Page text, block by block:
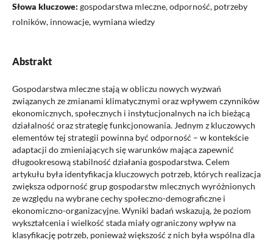
Słowa kluczowe: gospodarstwa mleczne, odporność, potrzeby
rolników, innowacje, wymiana wiedzy
Abstrakt
Gospodarstwa mleczne stają w obliczu nowych wyzwań
związanych ze zmianami klimatycznymi oraz wpływem czynników
ekonomicznych, społecznych i instytucjonalnych na ich bieżącą
działalność oraz strategię funkcjonowania. Jednym z kluczowych
elementów tej strategii powinna być odporność – w kontekście
adaptacji do zmieniających się warunków mająca zapewnić
długookresową stabilność działania gospodarstwa. Celem
artykułu była identyfikacja kluczowych potrzeb, których realizacja
zwiększa odporność grup gospodarstw mlecznych wyróżnionych
ze względu na wybrane cechy społeczno-demograficzne i
ekonomiczno-organizacyjne. Wyniki badań wskazują, że poziom
wykształcenia i wielkość stada miały ograniczony wpływ na
klasyfikację potrzeb, ponieważ większość z nich była wspólna dla